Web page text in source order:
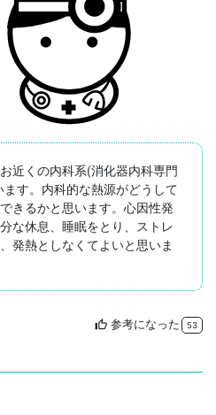
近くの内科系(消化器内科専門
す。内科的な熱源がどうして
きるかと思います。心因性発
な休息、睡眠をとり、ストレ
発熱としなくてよいと思いま
thumb_up 参考になった 53